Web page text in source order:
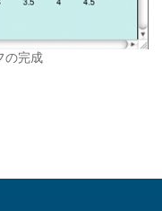
の完成